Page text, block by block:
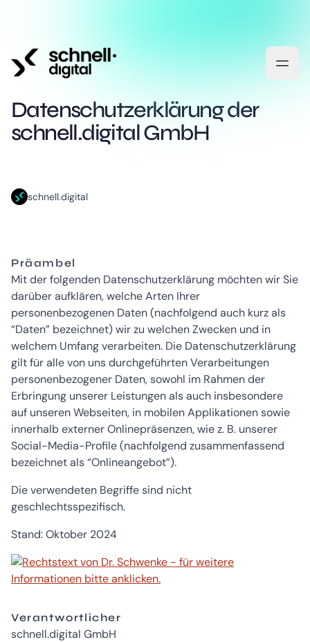
Datenschutzerklärung der
schnell.digital GmbH
schnell.digital
Präambel
Mit der folgenden Datenschutzerklärung möchten wir Sie
darüber aufklären, welche Arten Ihrer
personenbezogenen Daten (nachfolgend auch kurz als
“Daten” bezeichnet) wir zu welchen Zwecken und in
welchem Umfang verarbeiten. Die Datenschutzerklärung
gilt für alle von uns durchgeführten Verarbeitungen
personenbezogener Daten, sowohl im Rahmen der
Erbringung unserer Leistungen als auch insbesondere
auf unseren Webseiten, in mobilen Applikationen sowie
innerhalb externer Onlinepräsenzen, wie z. B. unserer
Social-Media-Profile (nachfolgend zusammenfassend
bezeichnet als “Onlineangebot”).
Die verwendeten Begriffe sind nicht
geschlechtsspezifisch.
Stand: Oktober 2024
Verantwortlicher
schnell.digital GmbH